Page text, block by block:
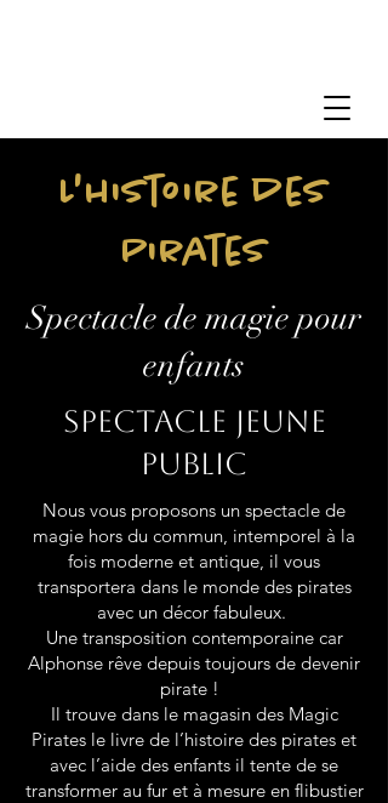
L'histoire des
Pirates
Spectacle de magie pour
enfants
Spectacle jeune
public
Nous vous proposons un spectacle de
magie hors du commun, intemporel à la
fois moderne et antique, il vous
transportera dans le monde des pirates
avec un décor fabuleux.
Une transposition contemporaine car
Alphonse rêve depuis toujours de devenir
pirate !
Il trouve dans le magasin des Magic
Pirates le livre de l’histoire des pirates et
avec l’aide des enfants il tente de se
transformer au fur et à mesure en flibustier